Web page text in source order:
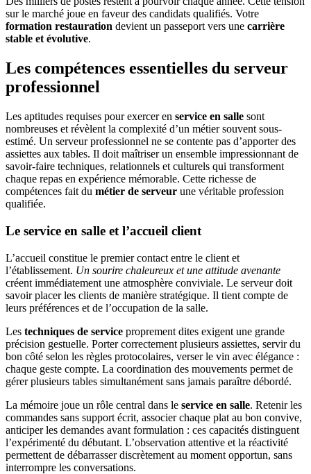
sur le marché joue en faveur des candidats qualifiés. Votre
formation restauration devient un passeport vers une carrière
stable et évolutive.
Les compétences essentielles du serveur
professionnel
Les aptitudes requises pour exercer en service en salle sont
nombreuses et révèlent la complexité d’un métier souvent sous-
estimé. Un serveur professionnel ne se contente pas d’apporter des
assiettes aux tables. Il doit maîtriser un ensemble impressionnant de
savoir-faire techniques, relationnels et culturels qui transforment
chaque repas en expérience mémorable. Cette richesse de
compétences fait du métier de serveur une véritable profession
qualifiée.
Le service en salle et l’accueil client
L’accueil constitue le premier contact entre le client et
l’établissement. Un sourire chaleureux et une attitude avenante
créent immédiatement une atmosphère conviviale. Le serveur doit
savoir placer les clients de manière stratégique. Il tient compte de
leurs préférences et de l’occupation de la salle.
Les techniques de service proprement dites exigent une grande
précision gestuelle. Porter correctement plusieurs assiettes, servir du
bon côté selon les règles protocolaires, verser le vin avec élégance :
chaque geste compte. La coordination des mouvements permet de
gérer plusieurs tables simultanément sans jamais paraître débordé.
La mémoire joue un rôle central dans le service en salle. Retenir les
commandes sans support écrit, associer chaque plat au bon convive,
anticiper les demandes avant formulation : ces capacités distinguent
l’expérimenté du débutant. L’observation attentive et la réactivité
permettent de débarrasser discrètement au moment opportun, sans
interrompre les conversations.